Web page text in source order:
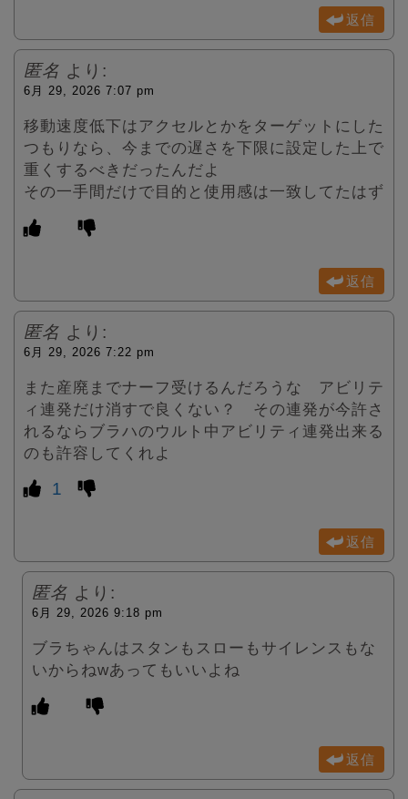
返信
匿名 より:
6月 29, 2026 7:07 pm
移動速度低下はアクセルとかをターゲットにした
つもりなら、今までの遅さを下限に設定した上で
重くするべきだったんだよ
その一手間だけで目的と使用感は一致してたはず
返信
匿名 より:
6月 29, 2026 7:22 pm
また産廃までナーフ受けるんだろうな アビリテ
ィ連発だけ消すで良くない？ その連発が今許さ
れるならブラハのウルト中アビリティ連発出来る
のも許容してくれよ
1
返信
匿名 より:
6月 29, 2026 9:18 pm
ブラちゃんはスタンもスローもサイレンスもな
いからねwあってもいいよね
返信